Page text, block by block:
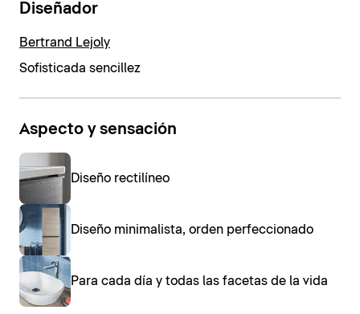
Diseñador
Bertrand Lejoly
Sofisticada sencillez
Aspecto y sensación
Diseño rectilíneo
Diseño minimalista, orden perfeccionado
Para cada día y todas las facetas de la vida